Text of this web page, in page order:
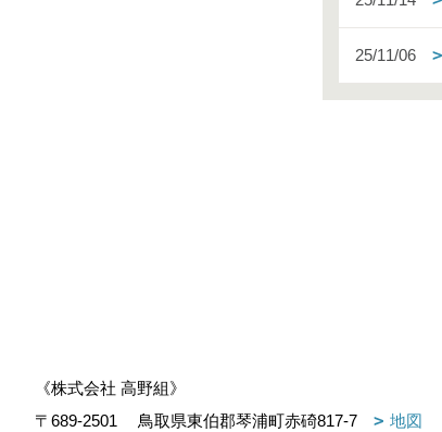
25/11/06
《株式会社 高野組》
〒689-2501
鳥取県東伯郡琴浦町赤碕817-7 地図